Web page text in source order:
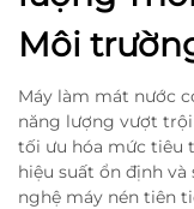
Môi
Máy làm mát nước
năng lượng vượt
tối ưu hóa mức tiêu
hiệu suất ổn định
nghệ máy nén tiên